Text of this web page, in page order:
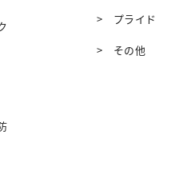
プライド
その他